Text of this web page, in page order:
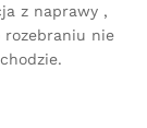
z naprawy ,
rozebraniu nie